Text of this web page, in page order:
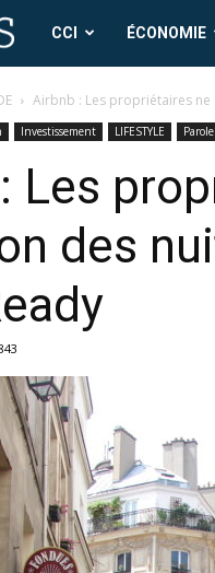
CCI
News
CCI ÉCONOMIE
Airbnb : Les propriétaires
Investissement LIFESTYLE
Les
des